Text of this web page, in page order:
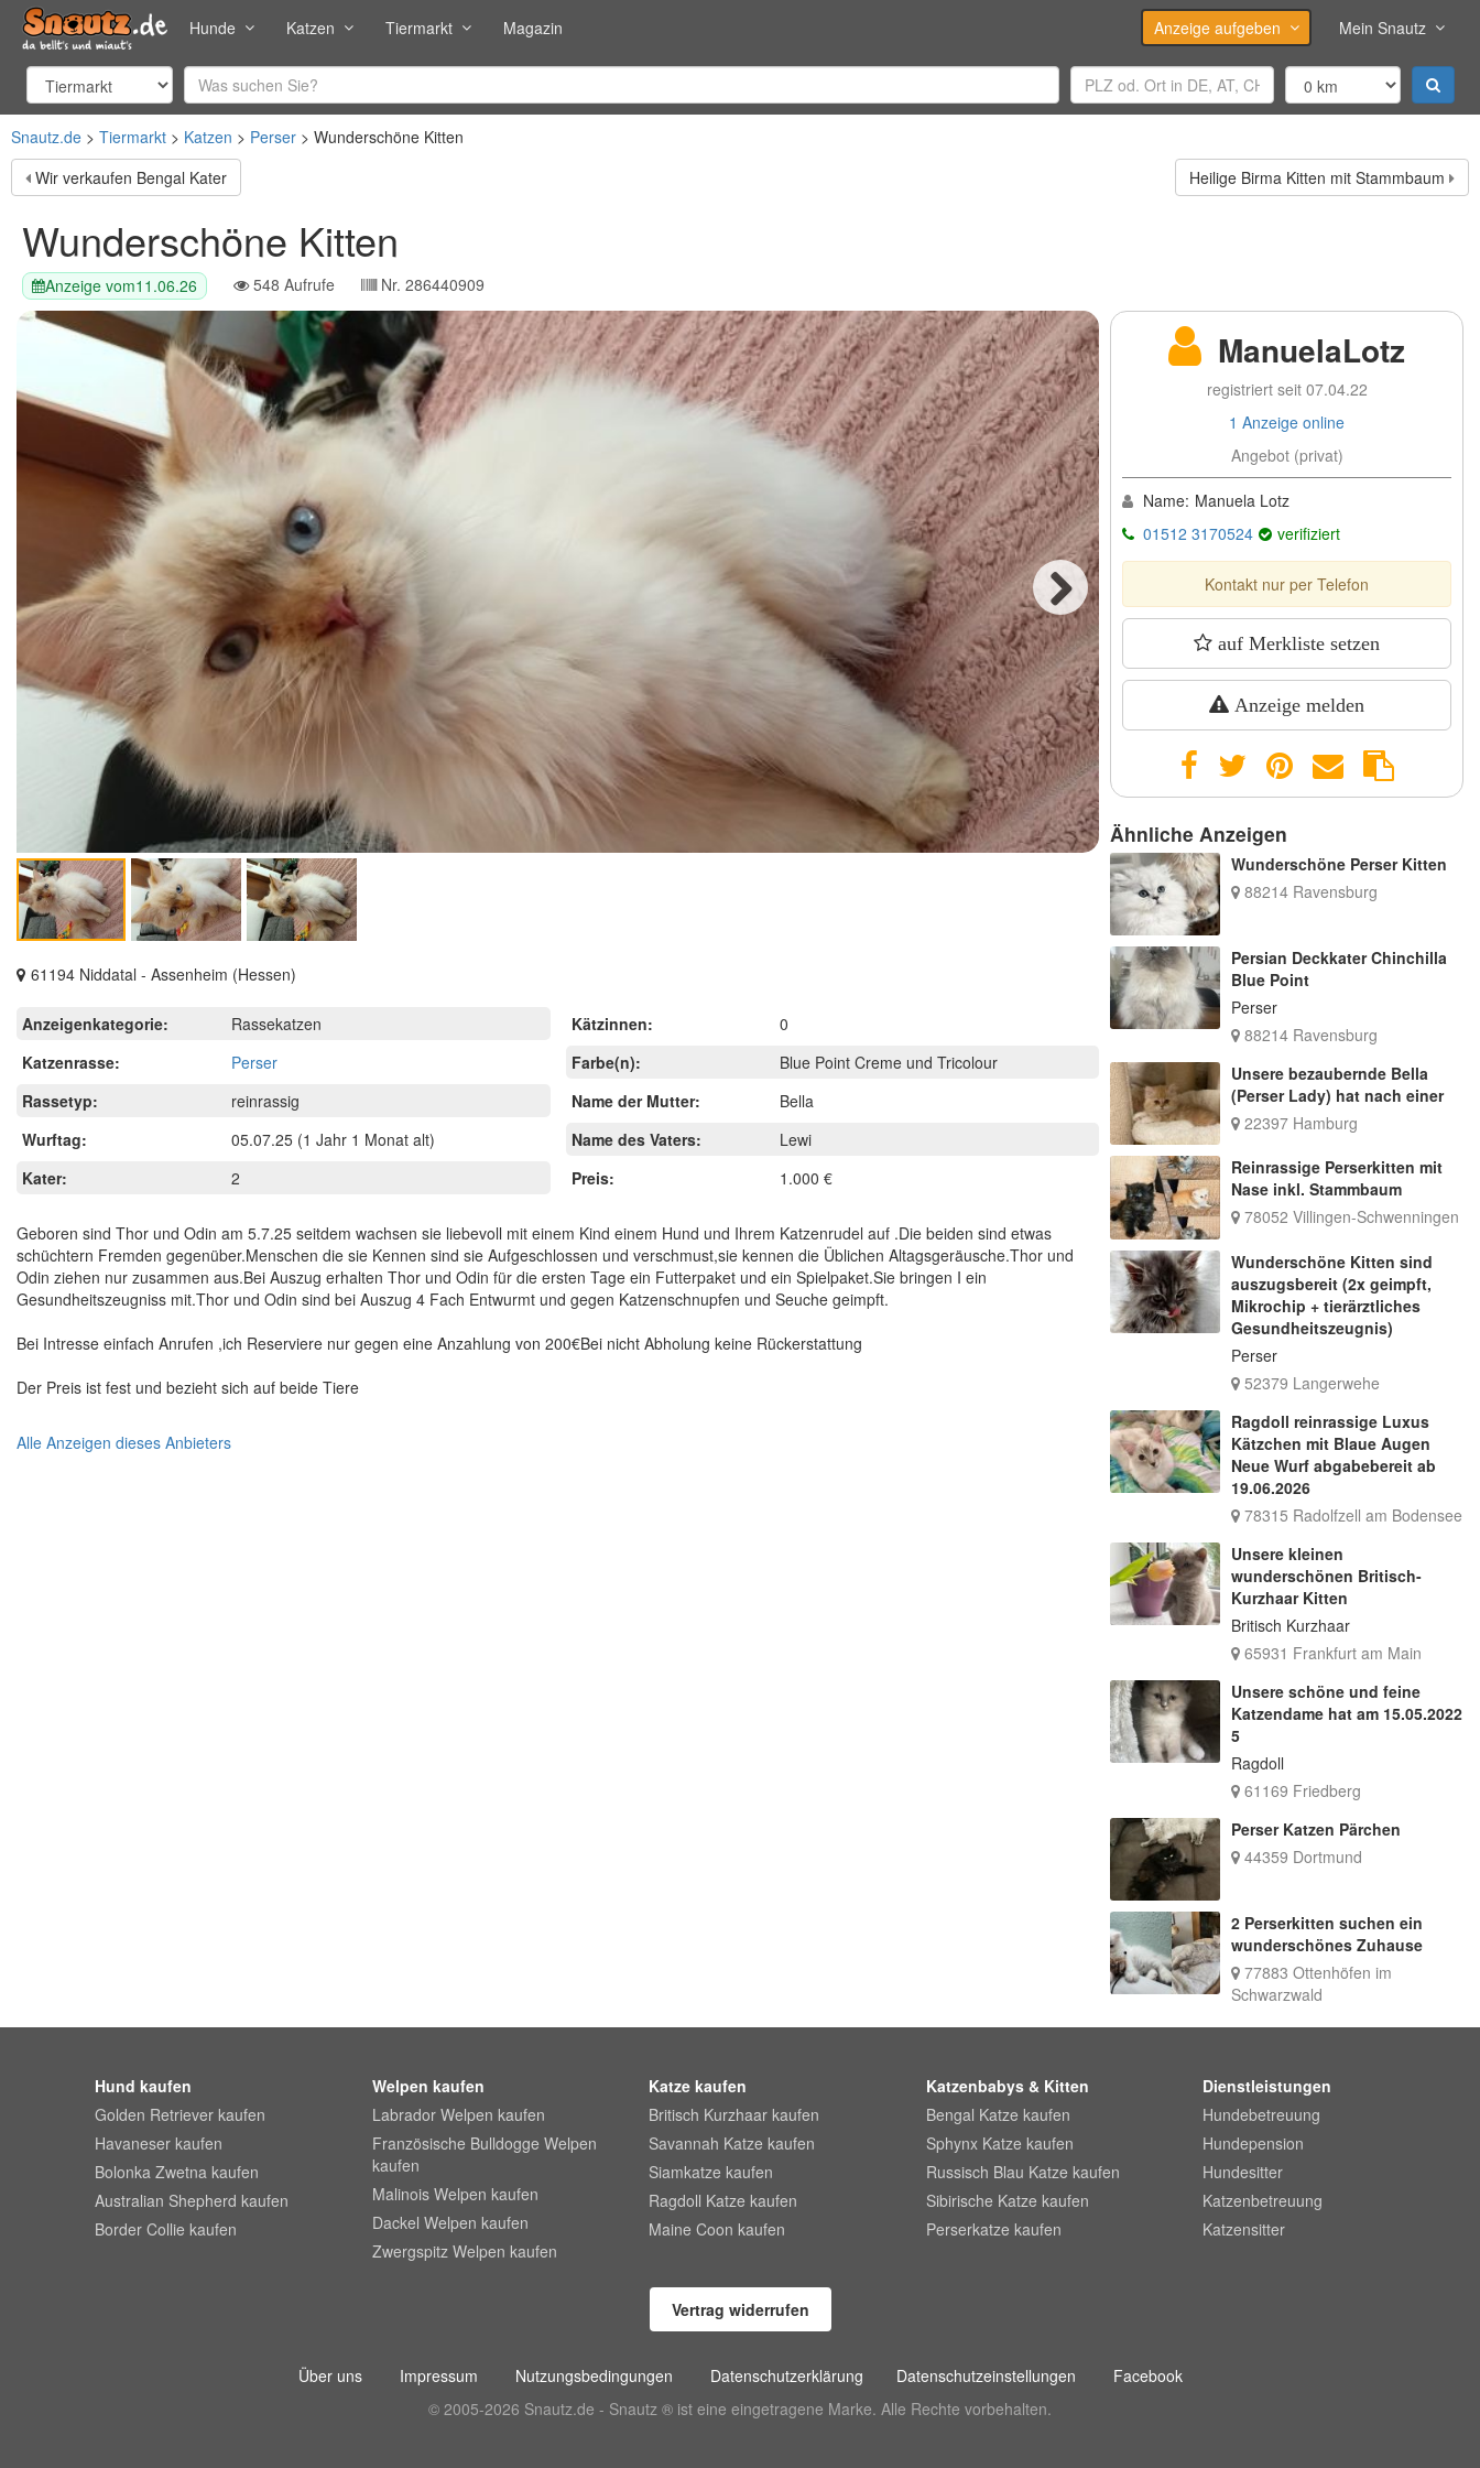
Hunde Katzen Tiermarkt Magazin Anzeige aufgeben Mein Snautz
Snautz.de Tiermarkt Katzen Perser
Wunderschöne Kitten
Wir verkaufen Bengal Kater
Heilige Birma Kitten mit Stammbaum
Wunderschöne Kitten
Anzeige vom11.06.26 548 Aufrufe Nr. 286440909
Next
61194 Niddatal - Assenheim (Hessen)
Anzeigenkategorie:
Rassekatzen
Katzenrasse:
Perser
Rassetyp:
reinrassig
Wurftag:
05.07.25(1 Jahr 1 Monat alt)
Kater:
2
Kätzinnen:
0
Farbe(n):
Blue Point Creme und Tricolour
Name der Mutter:
Bella
Name des Vaters:
Lewi
Preis:
1.000 €
Geboren sind Thor und Odin am 5.7.25 seitdem wachsen sie liebevoll mit einem Kind einem Hund und Ihrem Katzenrudel auf .Die beiden sind etwas
schüchtern Fremden gegenüber.Menschen die sie Kennen sind sie Aufgeschlossen und verschmust,sie kennen die Üblichen Altagsgeräusche.Thor und
Odin ziehen nur zusammen aus.Bei Auszug erhalten Thor und Odin für die ersten Tage ein Futterpaket und ein Spielpaket.Sie bringen I ein
Gesundheitszeugniss mit.Thor und Odin sind bei Auszug 4 Fach Entwurmt und gegen Katzenschnupfen und Seuche geimpft.
Bei Intresse einfach Anrufen ,ich Reserviere nur gegen eine Anzahlung von 200€Bei nicht Abholung keine Rückerstattung
Der Preis ist fest und bezieht sich auf beide Tiere
Alle Anzeigen dieses Anbieters
ManuelaLotz
registriert seit 07.04.22
1 Anzeige online
Angebot (privat)
Name: Manuela Lotz
01512 3170524
verifiziert
Kontakt nur per Telefon
auf Merkliste setzen
Anzeige melden
Ähnliche Anzeigen
Wunderschöne Perser Kitten
88214 Ravensburg
Persian Deckkater Chinchilla
Blue Point
Perser
88214 Ravensburg
Unsere bezaubernde Bella
(Perser Lady) hat nach einer
22397 Hamburg
Reinrassige Perserkitten mit
Nase inkl. Stammbaum
78052 Villingen-Schwenningen
Wunderschöne Kitten sind
auszugsbereit (2x geimpft,
Mikrochip + tierärztliches
Gesundheitszeugnis)
Perser
52379 Langerwehe
Ragdoll reinrassige Luxus
Kätzchen mit Blaue Augen
Neue Wurf abgabebereit ab
19.06.2026
78315 Radolfzell am Bodensee
Unsere kleinen
wunderschönen Britisch-
Kurzhaar Kitten
Britisch Kurzhaar
65931 Frankfurt am Main
Unsere schöne und feine
Katzendame hat am 15.05.2022
5
Ragdoll
61169 Friedberg
Perser Katzen Pärchen
44359 Dortmund
2 Perserkitten suchen ein
wunderschönes Zuhause
77883 Ottenhöfen im
Schwarzwald
Hund kaufen
Golden Retriever kaufen
Havaneser kaufen
Bolonka Zwetna kaufen
Australian Shepherd kaufen
Border Collie kaufen
Welpen kaufen
Labrador Welpen kaufen
Französische Bulldogge Welpen
kaufen
Malinois Welpen kaufen
Dackel Welpen kaufen
Zwergspitz Welpen kaufen
Katze kaufen
Britisch Kurzhaar kaufen
Savannah Katze kaufen
Siamkatze kaufen
Ragdoll Katze kaufen
Maine Coon kaufen
Katzenbabys & Kitten
Bengal Katze kaufen
Sphynx Katze kaufen
Russisch Blau Katze kaufen
Sibirische Katze kaufen
Perserkatze kaufen
Dienstleistungen
Hundebetreuung
Hundepension
Hundesitter
Katzenbetreuung
Katzensitter
Vertrag widerrufen
Über uns Impressum Nutzungsbedingungen Datenschutzerklärung Datenschutzeinstellungen
Facebook
© 2005-2026 Snautz.de - Snautz ® ist eine eingetragene Marke. Alle Rechte vorbehalten.